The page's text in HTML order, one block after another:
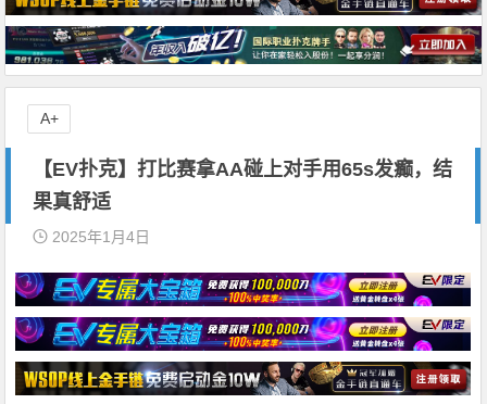
【EV扑克】打比赛拿AA碰上对手用65s发癫，结
果真舒适
2025年1月4日
A+